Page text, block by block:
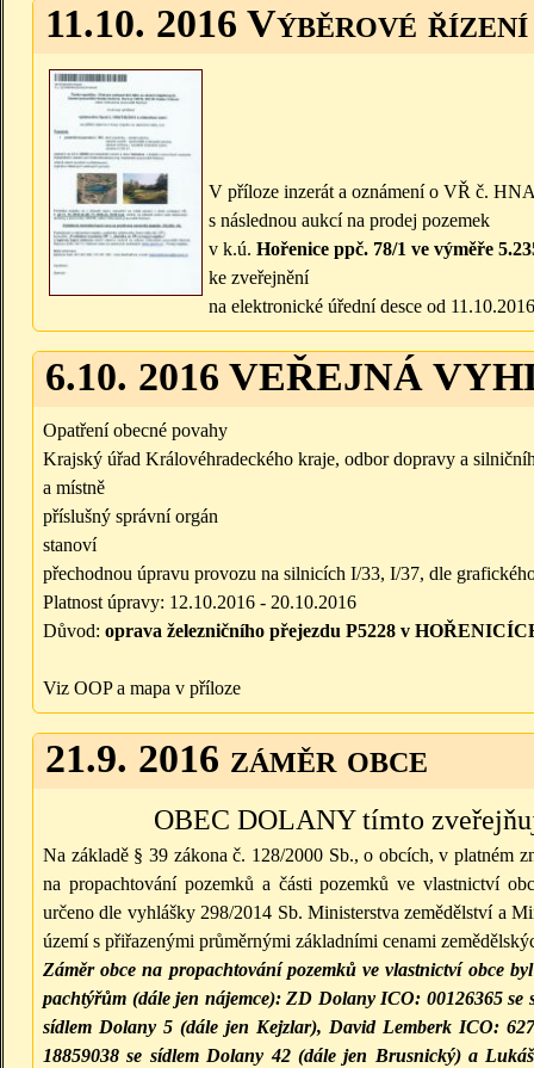
11.10. 2016 Výběrové řízení
V příloze inzerát a oznámení o VŘ č.
s následnou aukcí na prodej pozemek
v k.ú. Hořenice ppč. 78/1 ve výměře
ke zveřejnění
na elektronické úřední desce od
6.10. 2016 VEŘEJNÁ
Opatření obecné povahy
Krajský úřad Královéhradeckého kraje, odbor dopravy a
a místně
příslušný správní orgán
stanoví
přechodnou úpravu provozu na silnicích I/33, I/37, dle
Platnost úpravy: 12.10.2016 - 20.10.2016
Důvod: oprava železničního přejezdu P5228 v
Viz OOP a mapa v příloze
21.9. 2016 záměr obce
OBEC DOLANY tímto
Na základě § 39 zákona č. 128/2000 Sb., o obcích, v platném
na propachtování pozemků a části pozemků ve vlastnictví
určeno dle vyhlášky 298/2014 Sb. Ministerstva zemědělství a
území s přiřazenými průměrnými základními cenami
Záměr obce na propachtování pozemků ve vlastnictví obce
pachtýřům (dále jen nájemce): ZD Dolany ICO: 00126365
sídlem Dolany 5 (dále jen Kejzlar), David Lemberk ICO:
18859038 se sídlem Dolany 42 (dále jen Brusnický) a